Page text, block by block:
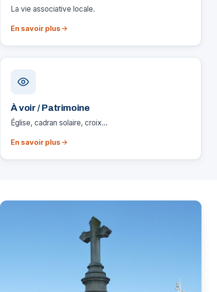
La vie associative locale.
En savoir plus
À voir / Patrimoine
Église, cadran solaire, croix…
En savoir plus